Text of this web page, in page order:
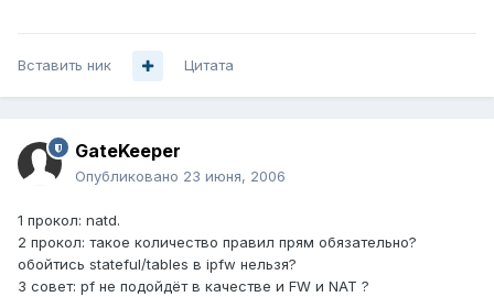
Вставить ник Цитата
GateKeeper
Опубликовано 23 июня, 2006
1 прокол: natd.
2 прокол: такое количество правил прям обязательно?
обойтись stateful/tables в ipfw нельзя?
3 совет: pf не подойдёт в качестве и FW и NAT ?